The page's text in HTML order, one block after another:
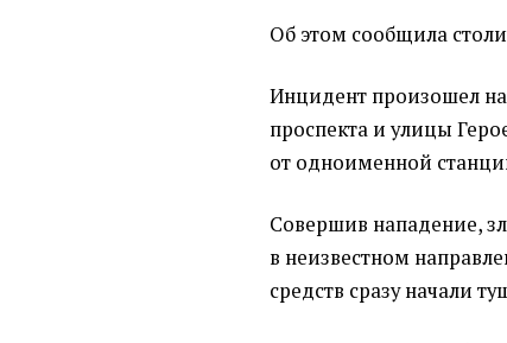
Об этом сообщила
Инцидент произошел
проспекта и улицы
от одноименной
Совершив нападение,
в неизвестном
средств сразу начали